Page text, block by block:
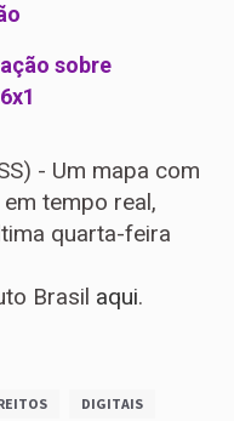
sobre
- Um mapa com
tempo real,
quarta-feira
Brasil aqui.
DIGITAIS